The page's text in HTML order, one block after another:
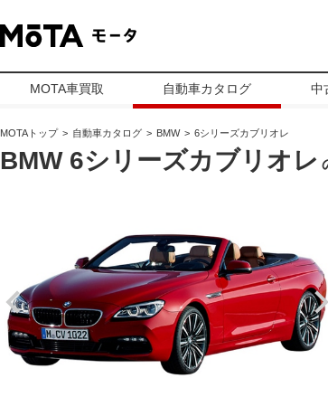
MOTA車買取 自動車カタログ 中
MOTAトップ 自動車カタログ BMW 6シリーズカブリオレ
BMW 6シリーズカブリオレ